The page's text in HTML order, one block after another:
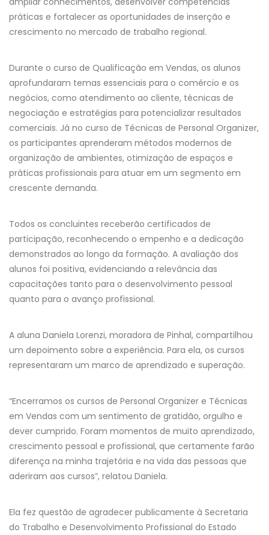
práticas e fortalecer as oportunidades de inserção e
crescimento no mercado de trabalho regional.
Durante o curso de Qualificação em Vendas, os alunos
aprofundaram temas essenciais para o comércio e os
negócios, como atendimento ao cliente, técnicas de
negociação e estratégias para potencializar resultados
comerciais. Já no curso de Técnicas de Personal Organizer,
os participantes aprenderam métodos modernos de
organização de ambientes, otimização de espaços e
práticas profissionais para atuar em um segmento em
crescente demanda.
Todos os concluintes receberão certificados de
participação, reconhecendo o empenho e a dedicação
demonstrados ao longo da formação. A avaliação dos
alunos foi positiva, evidenciando a relevância das
capacitações tanto para o desenvolvimento pessoal
quanto para o avanço profissional.
A aluna Daniela Lorenzi, moradora de Pinhal, compartilhou
um depoimento sobre a experiência. Para ela, os cursos
representaram um marco de aprendizado e superação.
“Encerramos os cursos de Personal Organizer e Técnicas
em Vendas com um sentimento de gratidão, orgulho e
dever cumprido. Foram momentos de muito aprendizado,
crescimento pessoal e profissional, que certamente farão
diferença na minha trajetória e na vida das pessoas que
aderiram aos cursos”, relatou Daniela.
Ela fez questão de agradecer publicamente à Secretaria
do Trabalho e Desenvolvimento Profissional do Estado